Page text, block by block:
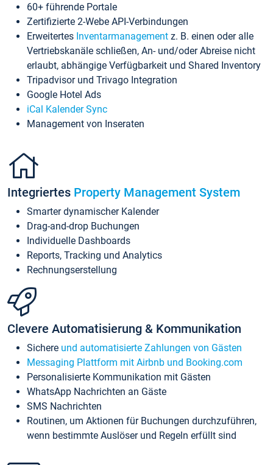
60+ führende Portale
Zertifizierte 2-Webe API-Verbindungen
Erweitertes Inventarmanagement z. B. einen oder alle
Vertriebskanäle schließen, An- und/oder Abreise nicht
erlaubt, abhängige Verfügbarkeit und Shared Inventory
Tripadvisor und Trivago Integration
Google Hotel Ads
iCal Kalender Sync
Management von Inseraten
Integriertes Property Management System
Smarter dynamischer Kalender
Drag-and-drop Buchungen
Individuelle Dashboards
Reports, Tracking und Analytics
Rechnungserstellung
Clevere Automatisierung & Kommunikation
Sichere und automatisierte Zahlungen von Gästen
Messaging Plattform mit Airbnb und Booking.com
Personalisierte Kommunikation mit Gästen
WhatsApp Nachrichten an Gäste
SMS Nachrichten
Routinen, um Aktionen für Buchungen durchzuführen,
wenn bestimmte Auslöser und Regeln erfüllt sind